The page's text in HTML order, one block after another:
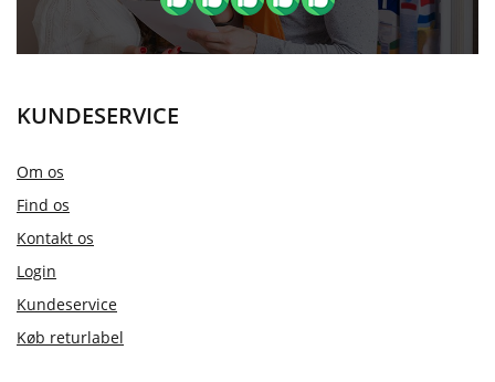
KUNDESERVICE
Om os
Find os
Kontakt os
Login
Kundeservice
Køb returlabel